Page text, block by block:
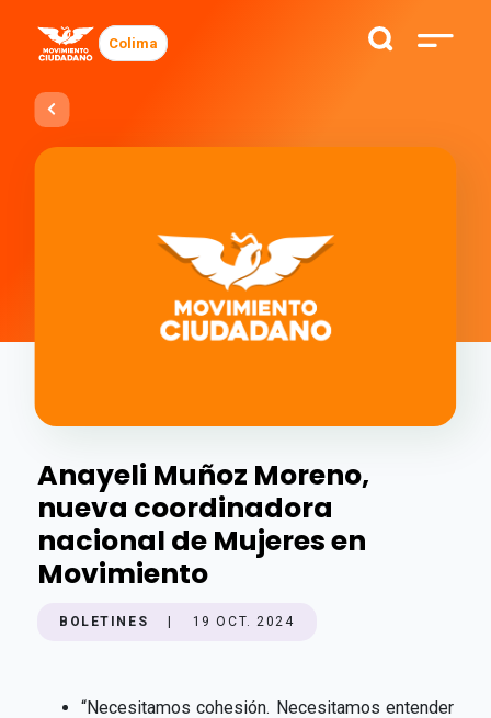
Colima
Anayeli Muñoz Moreno,
nueva coordinadora
nacional de Mujeres en
Movimiento
BOLETINES 19 OCT. 2024
“Necesitamos cohesión. Necesitamos entender